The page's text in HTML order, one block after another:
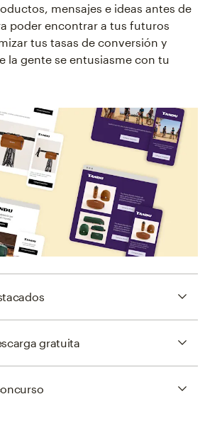
mensajes e ideas antes de
poder encontrar a tus futuros
tus tasas de conversión y
la gente se entusiasme con tu
gratuita